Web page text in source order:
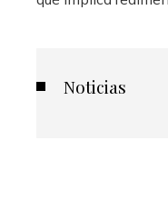
Noticias